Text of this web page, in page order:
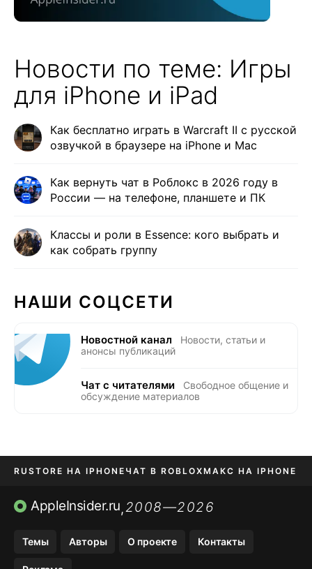
Новости по теме: Игры
для iPhone и iPad
Как бесплатно играть в Warcraft II с русской
озвучкой в браузере на iPhone и Mac
Как вернуть чат в Роблокс в 2026 году в
России — на телефоне, планшете и ПК
Классы и роли в Essence: кого выбрать и
как собрать группу
НАШИ СОЦСЕТИ
Новостной канал
Новости, статьи и
анонсы публикаций
Чат с читателями
Свободное общение и
обсуждение материалов
RUSTORE НА IPHONE ЧАТ В ROBLOXМАКС НА IPHONE
AVITO НА IPHONEВТБ ОНЛАЙН TIKTOK НА IPHONE
AppleInsider.ru,2008—2026
Темы Авторы О проекте Контакты